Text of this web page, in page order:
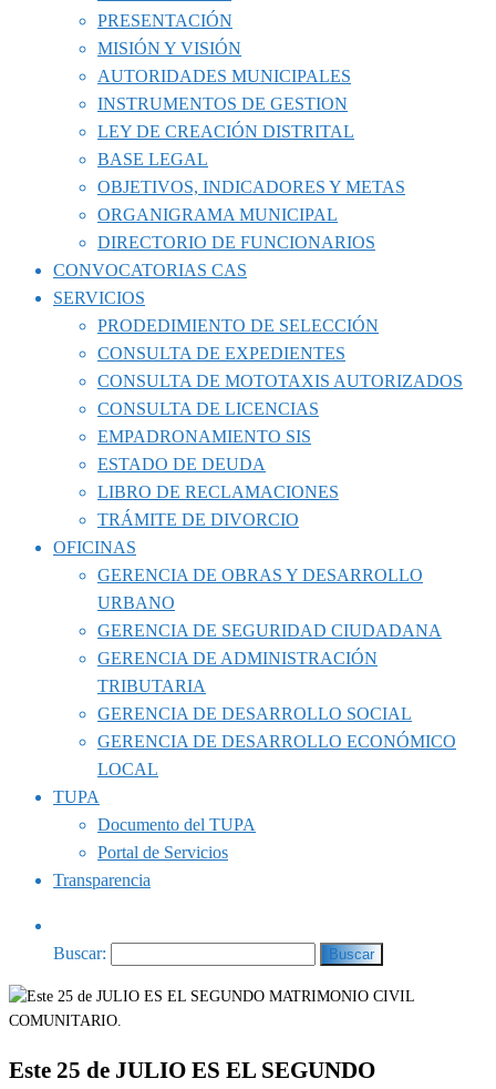
PRESENTACIÓN
MISIÓN Y VISIÓN
AUTORIDADES MUNICIPALES
INSTRUMENTOS DE GESTION
LEY DE CREACIÓN DISTRITAL
BASE LEGAL
OBJETIVOS, INDICADORES Y METAS
ORGANIGRAMA MUNICIPAL
DIRECTORIO DE FUNCIONARIOS
CONVOCATORIAS CAS
SERVICIOS
PRODEDIMIENTO DE SELECCIÓN
CONSULTA DE EXPEDIENTES
CONSULTA DE MOTOTAXIS AUTORIZADOS
CONSULTA DE LICENCIAS
EMPADRONAMIENTO SIS
ESTADO DE DEUDA
LIBRO DE RECLAMACIONES
TRÁMITE DE DIVORCIO
OFICINAS
GERENCIA DE OBRAS Y DESARROLLO
URBANO
GERENCIA DE SEGURIDAD CIUDADANA
GERENCIA DE ADMINISTRACIÓN
TRIBUTARIA
GERENCIA DE DESARROLLO SOCIAL
GERENCIA DE DESARROLLO ECONÓMICO
LOCAL
TUPA
Documento del TUPA
Portal de Servicios
Transparencia
Buscar:
Este 25 de JULIO ES EL SEGUNDO